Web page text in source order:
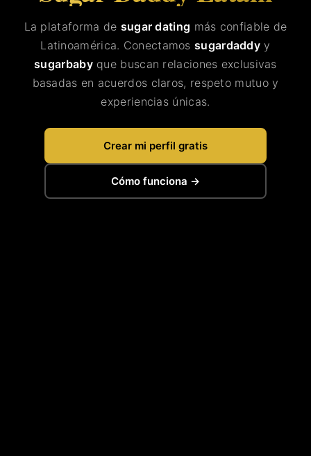
La plataforma de sugar dating más confiable de
Latinoamérica. Conectamossugardaddy y
sugarbabyque buscan relaciones exclusivas
basadas en acuerdos claros, respeto mutuo y
experiencias únicas.
Crear mi perfil gratis
Cómo funciona →